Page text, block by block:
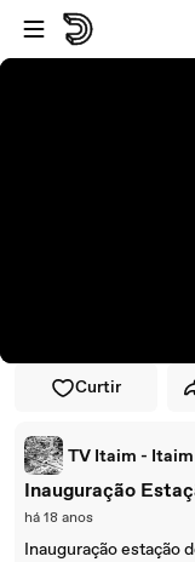
Pular para o player
Ir para o conteúdo
Curtir
TV Itaim -
Inauguração
há 18 anos
Inauguração estação